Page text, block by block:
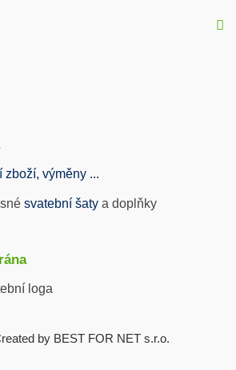
zboží, výměny ...
svatební šaty a doplňky
by BEST FOR NET s.r.o.